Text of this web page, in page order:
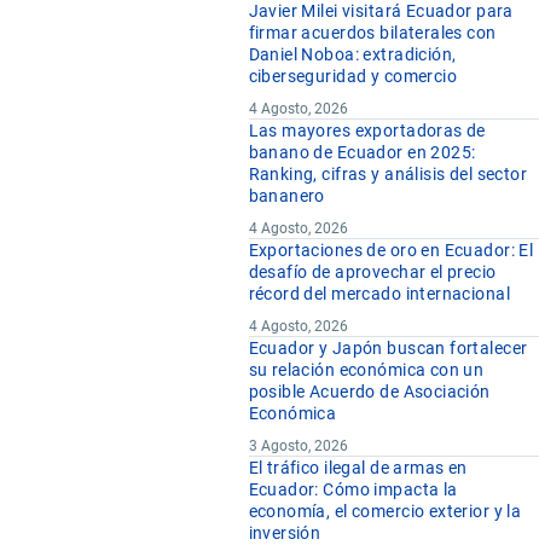
Javier Milei visitará Ecuador para
firmar acuerdos bilaterales con
Daniel Noboa: extradición,
ciberseguridad y comercio
4 Agosto, 2026
Las mayores exportadoras de
banano de Ecuador en 2025:
Ranking, cifras y análisis del sector
bananero
4 Agosto, 2026
Exportaciones de oro en Ecuador: El
desafío de aprovechar el precio
récord del mercado internacional
4 Agosto, 2026
Ecuador y Japón buscan fortalecer
su relación económica con un
posible Acuerdo de Asociación
Económica
3 Agosto, 2026
El tráfico ilegal de armas en
Ecuador: Cómo impacta la
economía, el comercio exterior y la
inversión